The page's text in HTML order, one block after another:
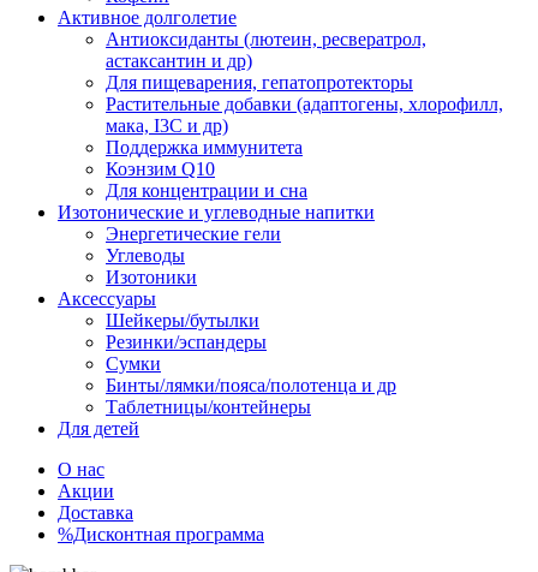
Активное долголетие
Антиоксиданты (лютеин, ресвератрол,
астаксантин и др)
Для пищеварения, гепатопротекторы
Растительные добавки (адаптогены, хлорофилл,
мака, I3C и др)
Поддержка иммунитета
Коэнзим Q10
Для концентрации и сна
Изотонические и углеводные напитки
Энергетические гели
Углеводы
Изотоники
Аксессуары
Шейкеры/бутылки
Резинки/эспандеры
Сумки
Бинты/лямки/пояса/полотенца и др
Таблетницы/контейнеры
Для детей
О нас
Акции
Доставка
%Дисконтная программа